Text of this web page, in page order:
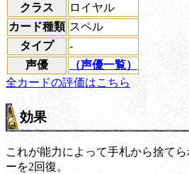
クラス
ロイヤル
カード種類 スペル
タイプ
-
声優
（声優一覧）
全カードの評価はこちら
効果
これが能力によって手札から捨て
ーを2回復。